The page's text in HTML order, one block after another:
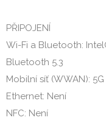
PŘIPOJENÍ
Wi-Fi a Bluetooth:
Bluetooth 5.3
Mobilní síť (WWAN):
Ethernet: Není
NFC: Není